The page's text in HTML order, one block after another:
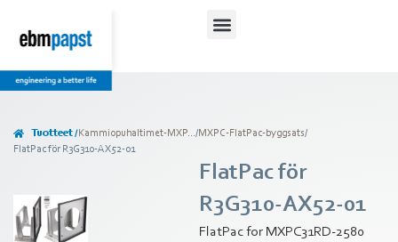
Tuotteet /Kammiopuhaltimet-MXP.../MXPC-FlatPac-byggsats/
FlatPac för R3G310-AX52-01
FlatPac för
R3G310-AX52-01
FlatPac for MXPC31RD-2580